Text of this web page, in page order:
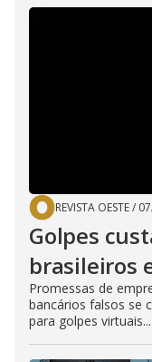
REVISTA OESTE/
Golpes
brasileiros
Promessas de
bancários falsos se
para golpes virtuais...